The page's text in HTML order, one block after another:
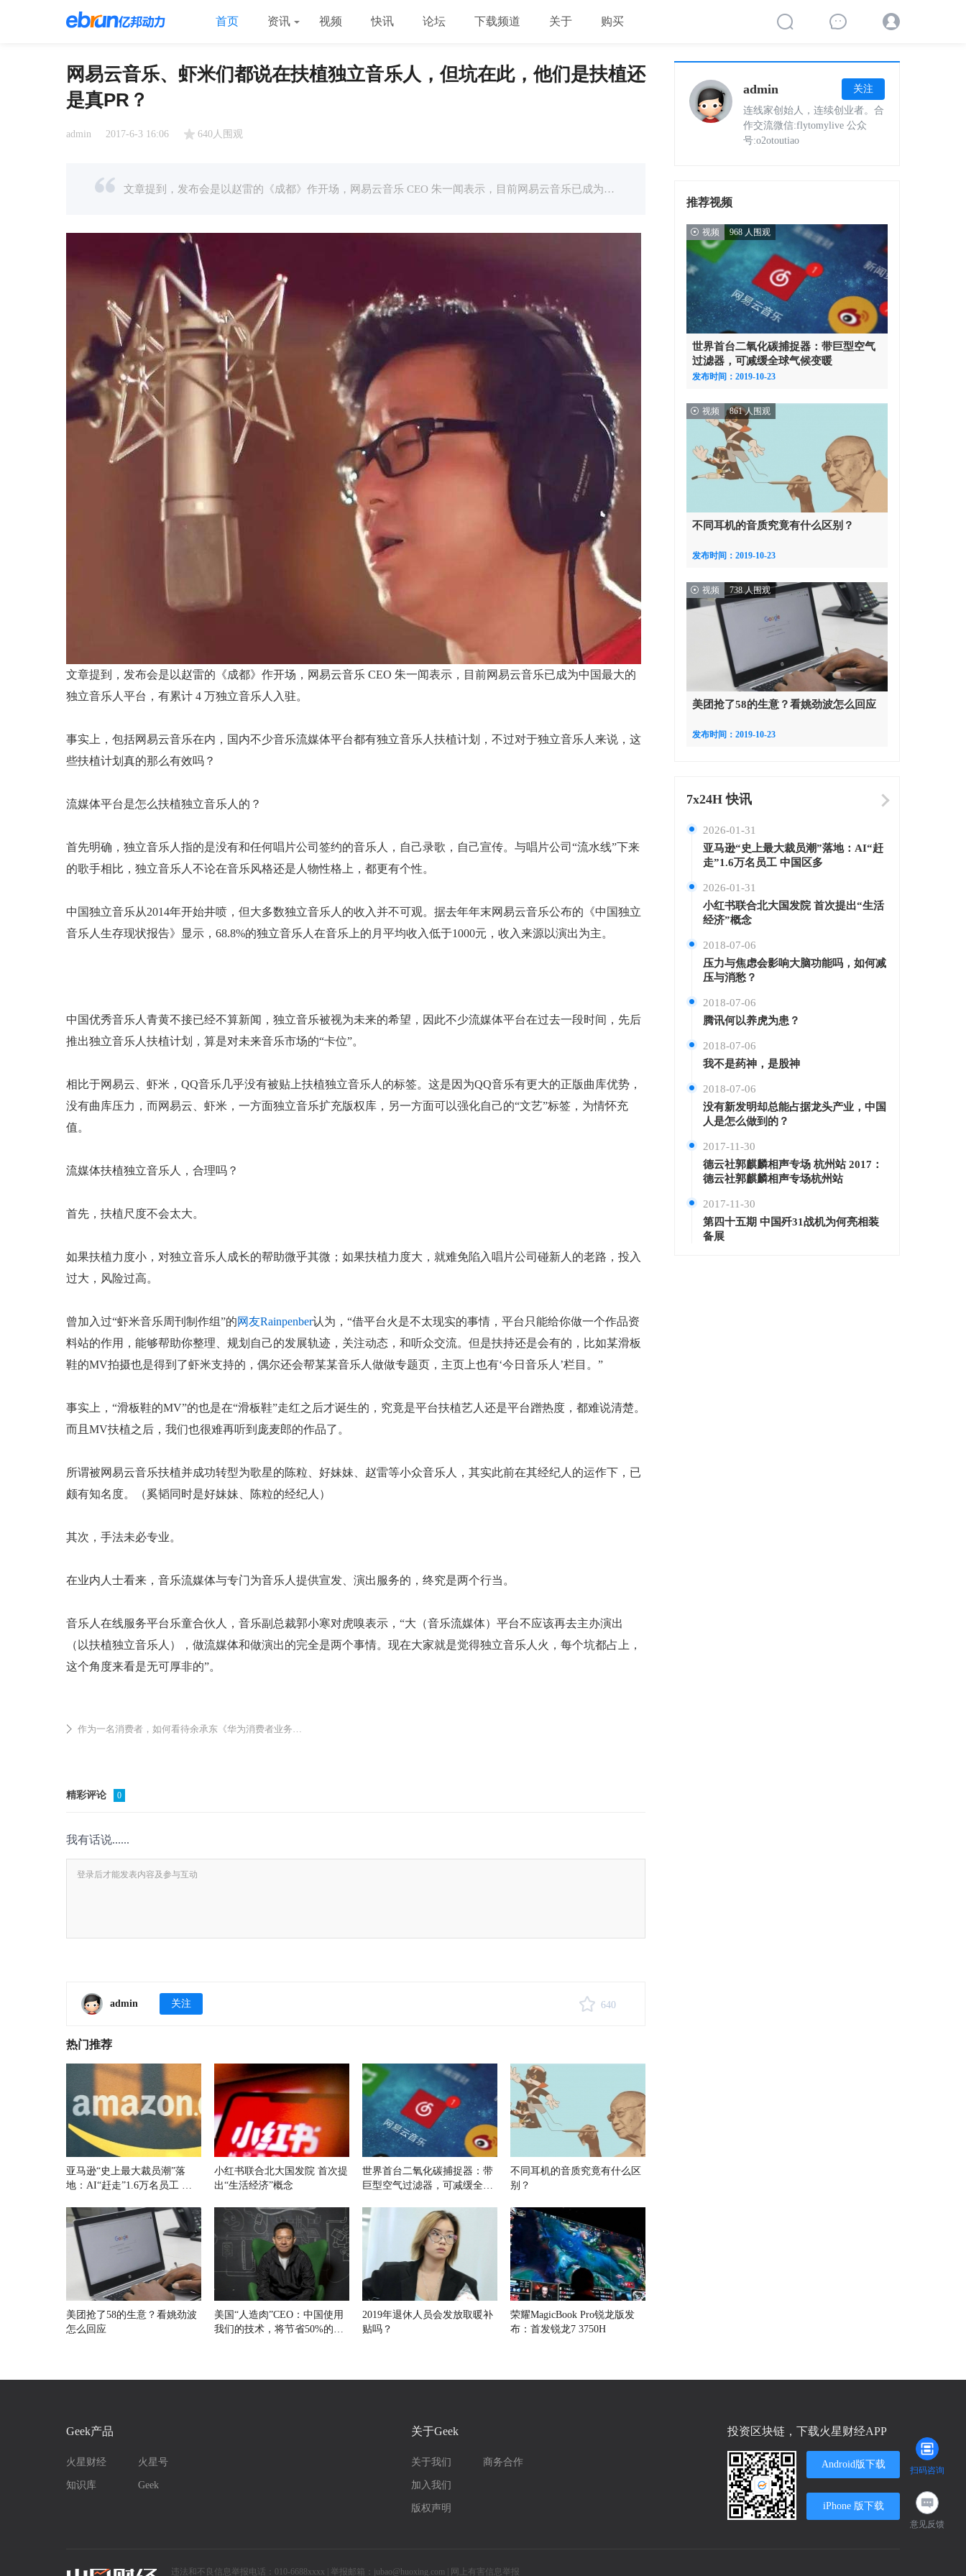
首页 资讯 视频 快讯 论坛 下载频道 关于 购买
网易云音乐、虾米们都说在扶植独立音乐人，但坑在此，他们是扶植还
是真PR？
admin 2017-6-3 16:06 640人围观
文章提到，发布会是以赵雷的《成都》作开场，网易云音乐 CEO 朱一闻表示，目前网易云音乐已成为中国最大的独立音乐人平台，有累计 4 万独立音乐人入驻。 事实上，包括网易云音乐在内，国内不少音乐流媒体平台都有独 ...
文章提到，发布会是以赵雷的《成都》作开场，网易云音乐 CEO 朱一闻表示，目前网易云音乐已成为中国最大的
独立音乐人平台，有累计 4 万独立音乐人入驻。
事实上，包括网易云音乐在内，国内不少音乐流媒体平台都有独立音乐人扶植计划，不过对于独立音乐人来说，这
些扶植计划真的那么有效吗？
流媒体平台是怎么扶植独立音乐人的？
首先明确，独立音乐人指的是没有和任何唱片公司签约的音乐人，自己录歌，自己宣传。与唱片公司“流水线”下来
的歌手相比，独立音乐人不论在音乐风格还是人物性格上，都更有个性。
中国独立音乐从2014年开始井喷，但大多数独立音乐人的收入并不可观。据去年年末网易云音乐公布的《中国独立
音乐人生存现状报告》显示，68.8%的独立音乐人在音乐上的月平均收入低于1000元，收入来源以演出为主。
中国优秀音乐人青黄不接已经不算新闻，独立音乐被视为未来的希望，因此不少流媒体平台在过去一段时间，先后
推出独立音乐人扶植计划，算是对未来音乐市场的“卡位”。
相比于网易云、虾米，QQ音乐几乎没有被贴上扶植独立音乐人的标签。这是因为QQ音乐有更大的正版曲库优势，
没有曲库压力，而网易云、虾米，一方面独立音乐扩充版权库，另一方面可以强化自己的“文艺”标签，为情怀充
值。
流媒体扶植独立音乐人，合理吗？
首先，扶植尺度不会太大。
如果扶植力度小，对独立音乐人成长的帮助微乎其微；如果扶植力度大，就难免陷入唱片公司碰新人的老路，投入
过大，风险过高。
曾加入过“虾米音乐周刊制作组”的网友Rainpenber认为，“借平台火是不太现实的事情，平台只能给你做一个作品资
料站的作用，能够帮助你整理、规划自己的发展轨迹，关注动态，和听众交流。但是扶持还是会有的，比如某滑板
鞋的MV拍摄也是得到了虾米支持的，偶尔还会帮某某音乐人做做专题页，主页上也有‘今日音乐人’栏目。”
事实上，“滑板鞋的MV”的也是在“滑板鞋”走红之后才诞生的，究竟是平台扶植艺人还是平台蹭热度，都难说清楚。
而且MV扶植之后，我们也很难再听到庞麦郎的作品了。
所谓被网易云音乐扶植并成功转型为歌星的陈粒、好妹妹、赵雷等小众音乐人，其实此前在其经纪人的运作下，已
颇有知名度。（奚韬同时是好妹妹、陈粒的经纪人）
其次，手法未必专业。
在业内人士看来，音乐流媒体与专门为音乐人提供宣发、演出服务的，终究是两个行当。
音乐人在线服务平台乐童合伙人，音乐副总裁郭小寒对虎嗅表示，“大（音乐流媒体）平台不应该再去主办演出
（以扶植独立音乐人），做流媒体和做演出的完全是两个事情。现在大家就是觉得独立音乐人火，每个坑都占上，
这个角度来看是无可厚非的”。
作为一名消费者，如何看待余承东《华为消费者业务的另一面》一文？
精彩评论 0
我有话说......
admin 关注 640
热门推荐
亚马逊“史上最大裁员潮”落
地：AI“赶走”1.6万名员工 中
小红书联合北大国发院 首次提
出“生活经济”概念
世界首台二氧化碳捕捉器：带
巨型空气过滤器，可减缓全球
不同耳机的音质究竟有什么区
别？
美团抢了58的生意？看姚劲波
怎么回应
美国“人造肉”CEO：中国使用
我们的技术，将节省50%的水
2019年退休人员会发放取暖补
贴吗？
荣耀MagicBook Pro锐龙版发
布：首发锐龙7 3750H
admin
连线家创始人，连续创业者。合
作交流微信:flytomylive 公众
号:o2otoutiao
关注
推荐视频
视频 968 人围观
世界首台二氧化碳捕捉器：带巨型空气
过滤器，可减缓全球气候变暖
发布时间：2019-10-23
视频 861 人围观
不同耳机的音质究竟有什么区别？
发布时间：2019-10-23
视频 738 人围观
美团抢了58的生意？看姚劲波怎么回应
发布时间：2019-10-23
7x24H 快讯
2026-01-31
亚马逊“史上最大裁员潮”落地：AI“赶
走”1.6万名员工 中国区多
2026-01-31
小红书联合北大国发院 首次提出“生活
经济”概念
2018-07-06
压力与焦虑会影响大脑功能吗，如何减
压与消愁？
2018-07-06
腾讯何以养虎为患？
2018-07-06
我不是药神，是股神
2018-07-06
没有新发明却总能占据龙头产业，中国
人是怎么做到的？
2017-11-30
德云社郭麒麟相声专场 杭州站 2017：
德云社郭麒麟相声专场杭州站
2017-11-30
第四十五期 中国歼31战机为何亮相装
备展
Geek产品
火星财经 火星号
知识库 Geek
关于Geek
关于我们
加入我们
版权声明
商务合作
投资区块链，下载火星财经APP
Android版下载
iPhone 版下载
违法和不良信息举报电话：010-6688xxxx | 举报邮箱：jubao@huoxing.com | 网上有害信息举报
扫码咨询
意见反馈